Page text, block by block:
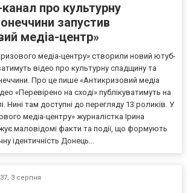
про культурну
запустив
медіа-центр»
медіа-центру» створили новий ютуб-
відео про культурну спадщину та
Про це пише «Антикризовий медіа
«Перевірено на сході» публікуватимуть на
Нині там доступні до перегляду 13 роликів. У
медіа-центру» журналістка Ірина
маловідомі факти та події, що формують
ідентичність Донець...
3 серпня